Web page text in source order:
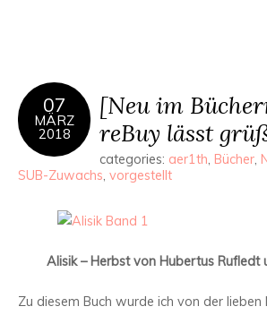
07
MÄRZ
2018
[Neu im
reBuy lässt
categories: aer1th, Bücher,
SUB-Zuwachs, vorgestellt
Alisik – Herbst von Hubertus Rufledt
Zu diesem Buch wurde ich von der lieben